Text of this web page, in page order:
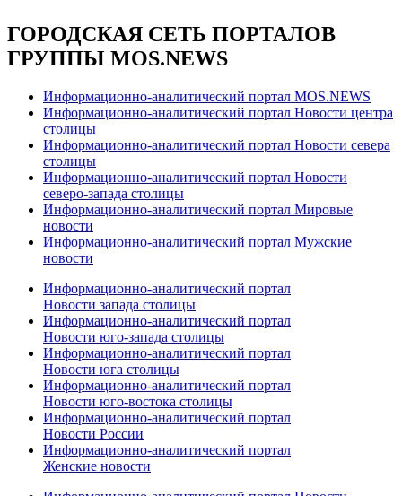
ГОРОДСКАЯ СЕТЬ ПОРТАЛОВ
ГРУППЫ MOS.NEWS
Информационно-аналитический портал MOS.NEWS
Информационно-аналитический портал Новости центра
столицы
Информационно-аналитический портал Новости севера
столицы
Информационно-аналитический портал Новости
северо-запада столицы
Информационно-аналитический портал Мировые
новости
Информационно-аналитический портал Мужские
новости
Информационно-аналитический портал
Новости запада столицы
Информационно-аналитический портал
Новости юго-запада столицы
Информационно-аналитический портал
Новости юга столицы
Информационно-аналитический портал
Новости юго-востока столицы
Информационно-аналитический портал
Новости России
Информационно-аналитический портал
Женские новости